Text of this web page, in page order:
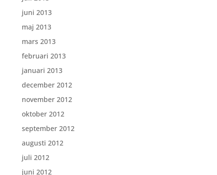
juni 2013
maj 2013
mars 2013
februari 2013
januari 2013
december 2012
november 2012
oktober 2012
september 2012
augusti 2012
juli 2012
juni 2012